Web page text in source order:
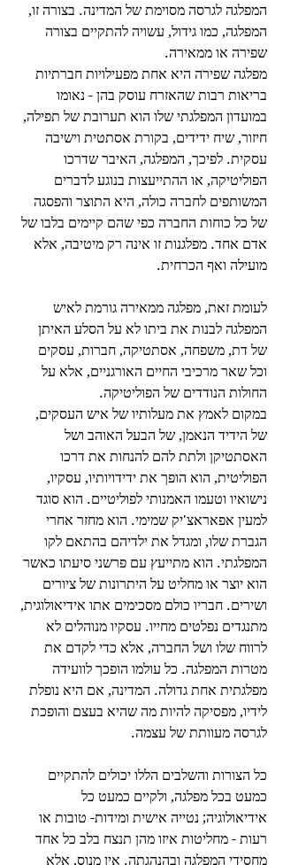
המפלגה לגרסה מסוימת של המדינה. בצורה זו,
המפלגה, כמו גידול, עשויה להתקיים בצורה
שפירה או ממאירה.
מפלגה שפירה היא אחת מפעילויות חברתיות
בריאות רבות שהאזרח עוסק בהן - נאומו
במועדון המפלגתי שלו הוא תערובת של תפילה,
חיזור, שיח ידידים, בקורת אסתטית וישיבה
עסקית. לפיכך, המפלגה, האיבר שדרכו
הפוליטיקה, או ההתייעצות בנוגע לדברים
המשותפים לחברה כולה, היא התוצר והפסגה
של כל כוחות החברה כפי שהם קיימים בלבו של
אדם אחד. מפלגנות זו אינה רק מיטיבה, אלא
מועילה ואף הכרחית.
לעומת זאת, מפלגה ממאירה גורמת לאיש
המפלגה לבנות את ביתו לא על הסלע האיתן
של דת, משפחה, אסתטיקה, חברות, עסקים
וכל שאר מרכיבי החיים האורגניים, אלא על
החולות הנודדים של הפוליטיקה.
במקום לאמץ את מעלותיו של איש העסקים,
של הידיד הנאמן, של הבעל האוהב ושל
האסתטיקן ולתת להם להנחות את דרכו
הפוליטית, הוא הופך את ידידויותיו, עסקיו,
נישואיו וטעמו האמנותי לפוליטיים. הוא סוגד
למעין אפאראצ'יק שמימי. הוא מחזר אחרי
הגברת שלו, ומגדל את ילדיהם בהתאם לקו
המפלגתי. הוא מתייעץ עם פרשני סיעתו כאשר
הוא יוצר או מחליט על היתרונות של ציורים
ושירים. חבריו כולם מסכימים אתו אידיאולוגית,
מתנגדים נפלטים מחייו. עסקיו מנוהלים לא
לרווח שלו ושל החברה, אלא כדי לקדם את
מטרות המפלגה. כל עולמו הופכך לוועידה
מפלגתית אחת גדולה. המדינה, אם היא נופלת
לידיו, מפסיקה להיות מה שהיא בעצם והופכת
לגרסה מעוותת של עצמה.
כל הצורות והשלבים הללו יכולים להתקיים
כמעט בכל מפלגה, ולקיים כמעט כל
אידיאולוגיה; נטייה אישית ומידות- טובות או
רעות - מחליטות איזו מהן תנצח בלב כל אחד
מחסידי המפלגה ובהנהגתה. אין מנוס, אלא